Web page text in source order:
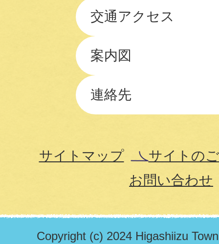
交通アクセス
案内図
連絡先
サイトマップ
サイトの
お問い合わせ
Copyright (c) 2024 Higashiizu